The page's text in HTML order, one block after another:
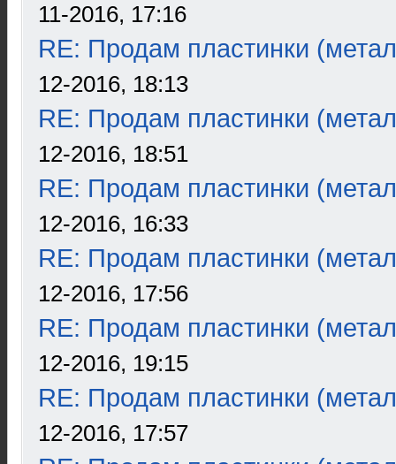
11-2016, 17:16
RE: Продам пластинки
12-2016, 18:13
RE: Продам пластинки
12-2016, 18:51
RE: Продам пластинки
12-2016, 16:33
RE: Продам пластинки
12-2016, 17:56
RE: Продам пластинки
12-2016, 19:15
RE: Продам пластинки
12-2016, 17:57